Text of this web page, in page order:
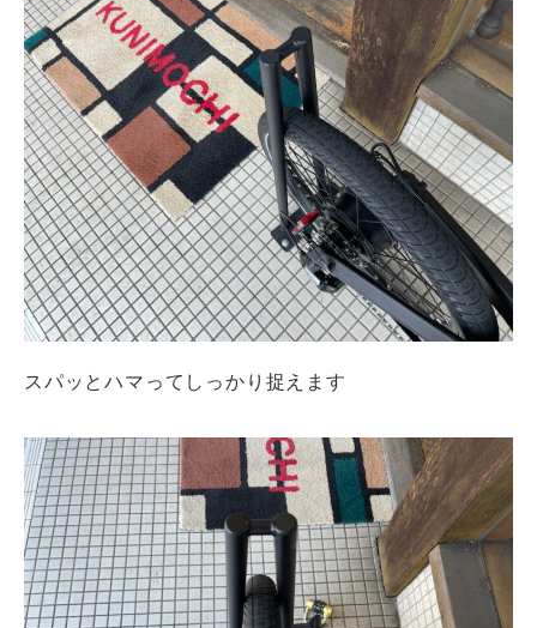
スパッとハマってしっかり捉えます